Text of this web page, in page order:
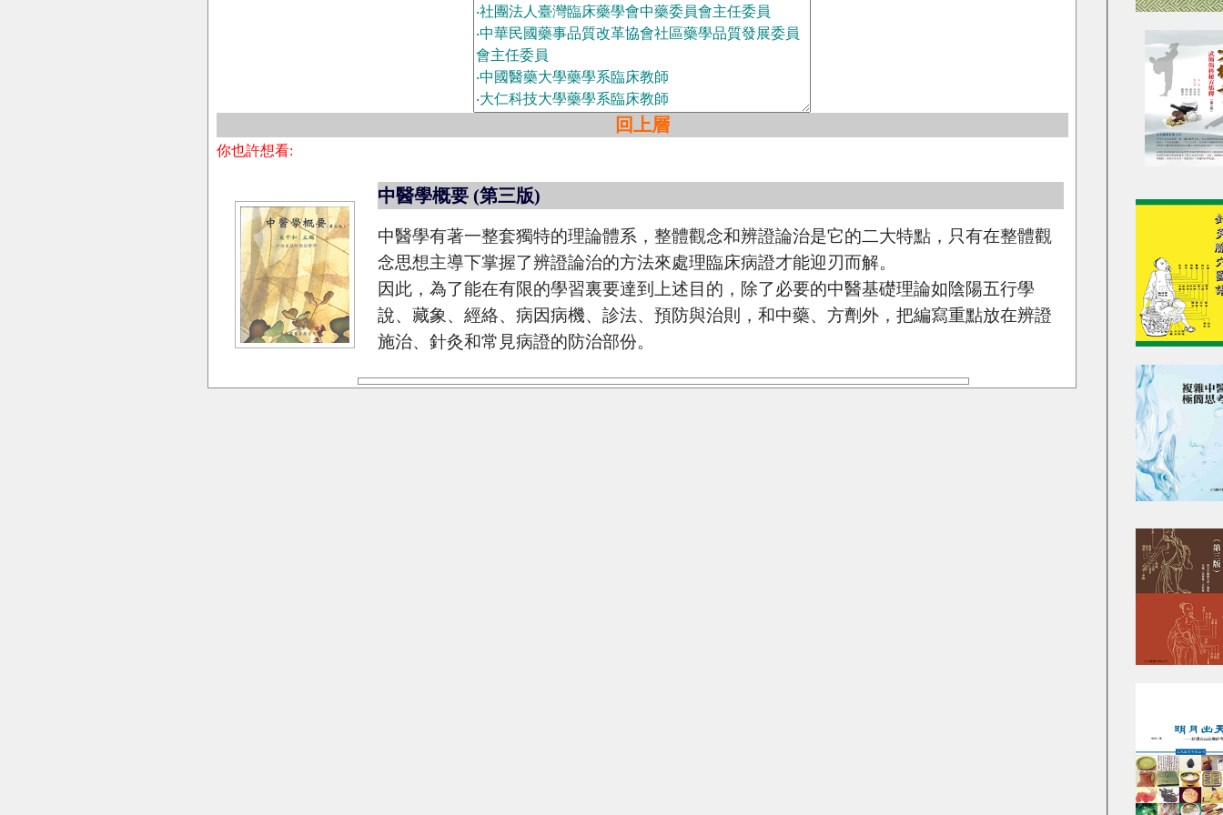
回上層
你也許想看:
中醫學概要 (第三版)
中醫學有著一整套獨特的理論體系，整體觀念和辨證論治是它的二大特點，只有在整體觀
念思想主導下掌握了辨證論治的方法來處理臨床病證才能迎刃而解。
因此，為了能在有限的學習裏要達到上述目的，除了必要的中醫基礎理論如陰陽五行學
說、藏象、經絡、病因病機、診法、預防與治則，和中藥、方劑外，把編寫重點放在辨證
施治、針灸和常見病證的防治部份。